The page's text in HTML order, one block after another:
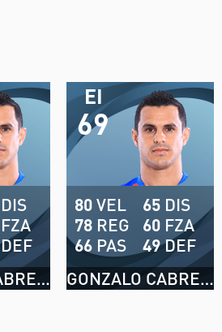
GONZALO CABRERA
DIS
FZA
DEF
69
EI
GONZALO CABRERA
80VEL
78 REG
66 PAS
65 DIS
60 FZA
49DEF